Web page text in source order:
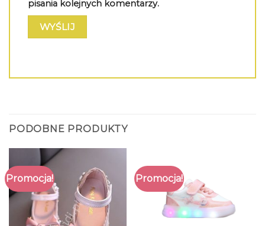
pisania kolejnych komentarzy.
PODOBNE PRODUKTY
Promocja! Promocja!